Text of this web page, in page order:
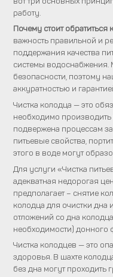
работу.
Почему стоит обратиться
важность правильной и
поддержания качества
системы
безопасности, поэтому
аккуратностью и
Чистка колодца — это
необходимо
подвержена процессам
питьевые свойства,
этого в воде могут
Для услуги «Чистка
адекватная недорогая
предполагает – снятие
колодца для очистки дна
отложений со дна
необходимости) донного
Чистка колодцев — это
здоровья. В шахте
без дна могут проходить